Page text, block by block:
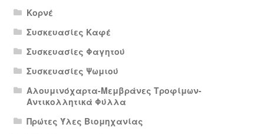
Κορνέ
Συσκευασίες Καφέ
Συσκευασίες Φαγητού
Συσκευασίες Ψωμιού
Αλουμινόχαρτα-Μεμβράνες Τροφίμων-
Αντικολλητικά Φύλλα
Πρώτες Ύλες Βιομηχανίας